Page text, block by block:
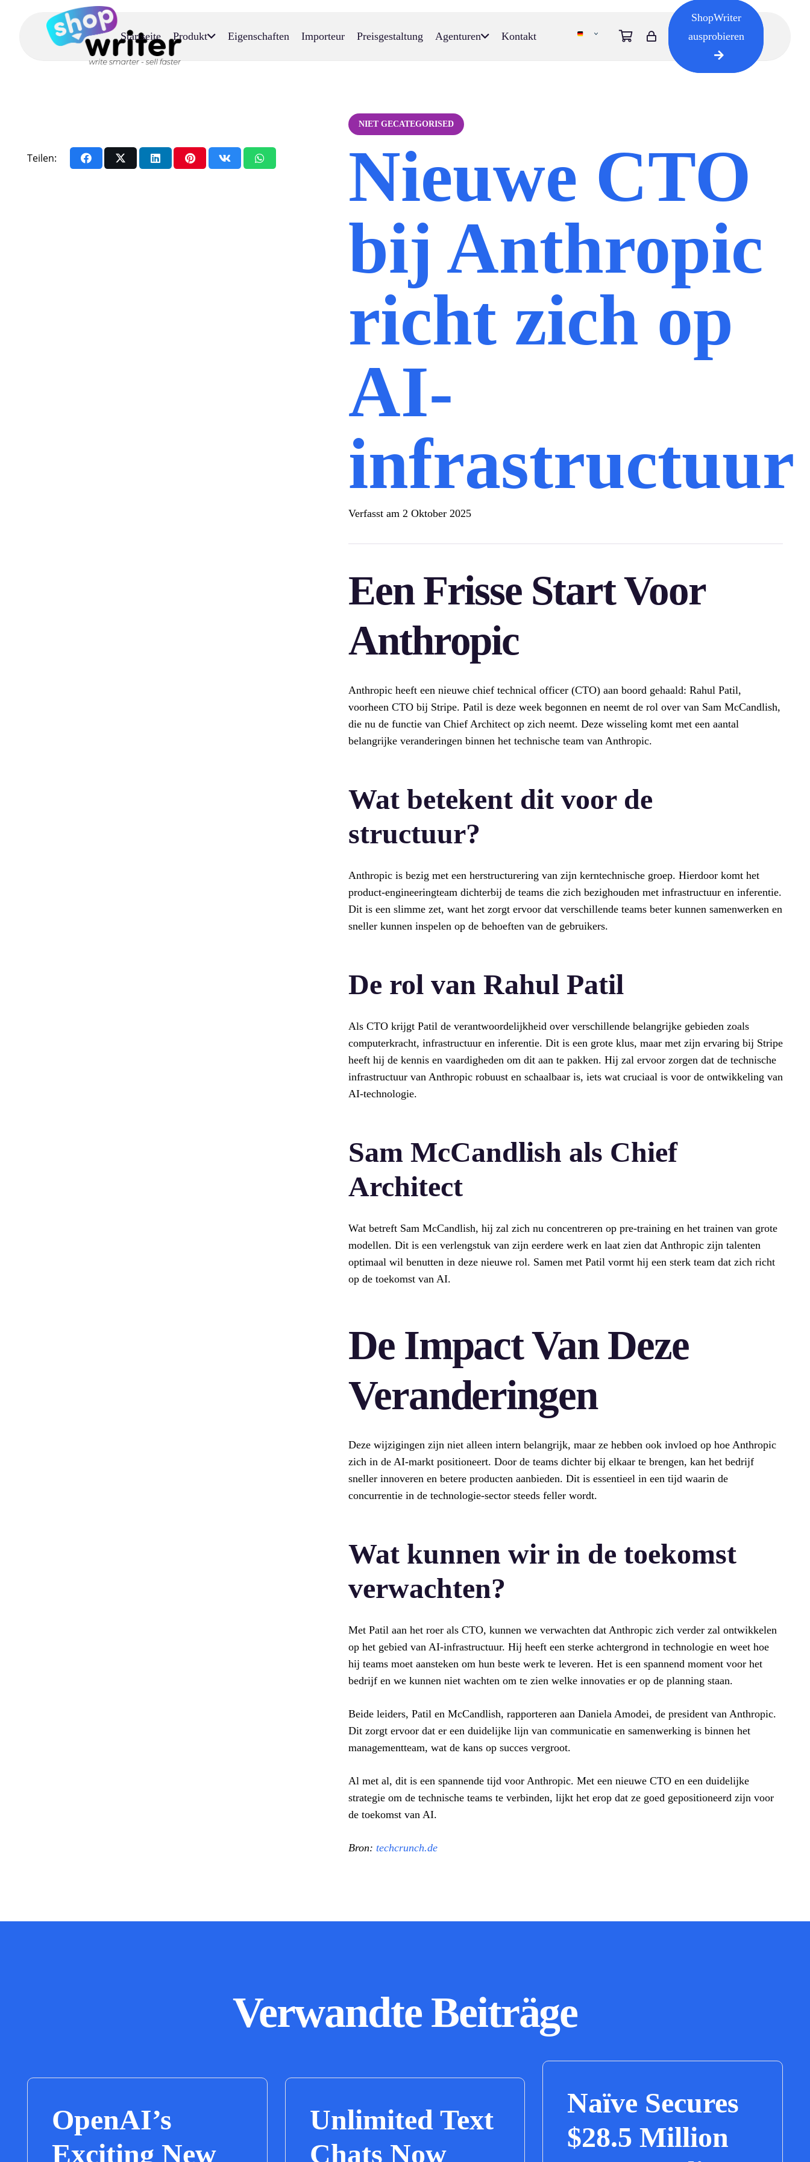
Startseite Produkt Eigenschaften Importeur Preisgestaltung Agenturen Kontakt
ShopWriter
ausprobieren
Teilen:
NIET GECATEGORISED
Nieuwe CTO
bij Anthropic
richt zich op
AI-
infrastructuur
Verfasst am 2 Oktober 2025
Een Frisse Start Voor
Anthropic
Anthropic heeft een nieuwe chief technical officer (CTO) aan boord gehaald: Rahul Patil,
voorheen CTO bij Stripe. Patil is deze week begonnen en neemt de rol over van Sam McCandlish,
die nu de functie van Chief Architect op zich neemt. Deze wisseling komt met een aantal
belangrijke veranderingen binnen het technische team van Anthropic.
Wat betekent dit voor de
structuur?
Anthropic is bezig met een herstructurering van zijn kerntechnische groep. Hierdoor komt het
product-engineeringteam dichterbij de teams die zich bezighouden met infrastructuur en inferentie.
Dit is een slimme zet, want het zorgt ervoor dat verschillende teams beter kunnen samenwerken en
sneller kunnen inspelen op de behoeften van de gebruikers.
De rol van Rahul Patil
Als CTO krijgt Patil de verantwoordelijkheid over verschillende belangrijke gebieden zoals
computerkracht, infrastructuur en inferentie. Dit is een grote klus, maar met zijn ervaring bij Stripe
heeft hij de kennis en vaardigheden om dit aan te pakken. Hij zal ervoor zorgen dat de technische
infrastructuur van Anthropic robuust en schaalbaar is, iets wat cruciaal is voor de ontwikkeling van
AI-technologie.
Sam McCandlish als Chief
Architect
Wat betreft Sam McCandlish, hij zal zich nu concentreren op pre-training en het trainen van grote
modellen. Dit is een verlengstuk van zijn eerdere werk en laat zien dat Anthropic zijn talenten
optimaal wil benutten in deze nieuwe rol. Samen met Patil vormt hij een sterk team dat zich richt
op de toekomst van AI.
De Impact Van Deze
Veranderingen
Deze wijzigingen zijn niet alleen intern belangrijk, maar ze hebben ook invloed op hoe Anthropic
zich in de AI-markt positioneert. Door de teams dichter bij elkaar te brengen, kan het bedrijf
sneller innoveren en betere producten aanbieden. Dit is essentieel in een tijd waarin de
concurrentie in de technologie-sector steeds feller wordt.
Wat kunnen wir in de toekomst
verwachten?
Met Patil aan het roer als CTO, kunnen we verwachten dat Anthropic zich verder zal ontwikkelen
op het gebied van AI-infrastructuur. Hij heeft een sterke achtergrond in technologie en weet hoe
hij teams moet aansteken om hun beste werk te leveren. Het is een spannend moment voor het
bedrijf en we kunnen niet wachten om te zien welke innovaties er op de planning staan.
Beide leiders, Patil en McCandlish, rapporteren aan Daniela Amodei, de president van Anthropic.
Dit zorgt ervoor dat er een duidelijke lijn van communicatie en samenwerking is binnen het
managementteam, wat de kans op succes vergroot.
Al met al, dit is een spannende tijd voor Anthropic. Met een nieuwe CTO en een duidelijke
strategie om de technische teams te verbinden, lijkt het erop dat ze goed gepositioneerd zijn voor
de toekomst van AI.
Bron: techcrunch.de
Verwandte Beiträge
OpenAI’s
Exciting New
Unlimited Text
Chats Now
Naïve Secures
$28.5 Million